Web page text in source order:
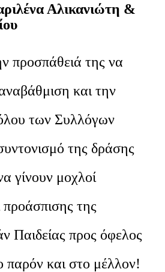
Αλικανιώτη &
προσπάθειά της να
και την
των Συλλόγων
της δράσης
γίνουν μοχλοί
προάσπισης της
Παιδείας προς όφελος
παρόν και στο μέλλον!